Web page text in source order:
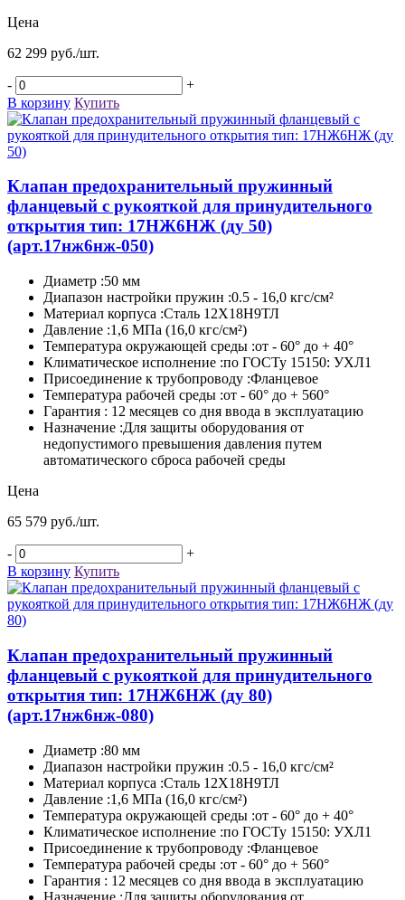
Цена
62 299 руб./шт.
-
+
В корзину Купить
Клапан предохранительный пружинный
фланцевый с рукояткой для принудительного
открытия тип: 17НЖ6НЖ (ду 50)
(арт.17нж6нж-050)
Диаметр :50 мм
Диапазон настройки пружин :0.5 - 16,0 кгс/см²
Материал корпуса :Сталь 12Х18Н9ТЛ
Давление :1,6 МПа (16,0 кгс/см²)
Температура окружающей среды :от - 60° до + 40°
Климатическое исполнение :по ГОСТу 15150: УХЛ1
Присоединение к трубопроводу :Фланцевое
Температура рабочей среды :от - 60° до + 560°
Гарантия : 12 месяцев со дня ввода в эксплуатацию
Назначение :Для защиты оборудования от
недопустимого превышения давления путем
автоматического сброса рабочей среды
Цена
65 579 руб./шт.
-
+
В корзину Купить
Клапан предохранительный пружинный
фланцевый с рукояткой для принудительного
открытия тип: 17НЖ6НЖ (ду 80)
(арт.17нж6нж-080)
Диаметр :80 мм
Диапазон настройки пружин :0.5 - 16,0 кгс/см²
Материал корпуса :Сталь 12Х18Н9ТЛ
Давление :1,6 МПа (16,0 кгс/см²)
Температура окружающей среды :от - 60° до + 40°
Климатическое исполнение :по ГОСТу 15150: УХЛ1
Присоединение к трубопроводу :Фланцевое
Температура рабочей среды :от - 60° до + 560°
Гарантия : 12 месяцев со дня ввода в эксплуатацию
Назначение :Для защиты оборудования от